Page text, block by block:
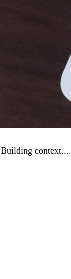
Building context...